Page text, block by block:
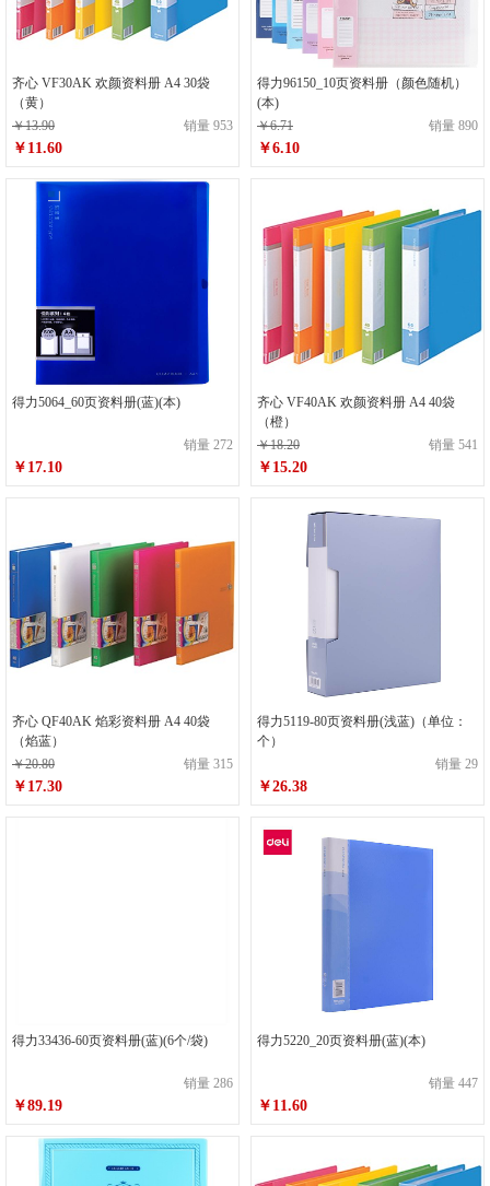
齐心 VF30AK 欢颜资料册 A4 30袋
（黄）
￥13.90
销量 953
￥11.60
得力96150_10页资料册（颜色随机）
(本)
￥6.71
销量 890
￥6.10
得力5064_60页资料册(蓝)(本)
销量 272
￥17.10
齐心 VF40AK 欢颜资料册 A4 40袋
（橙）
￥18.20
销量 541
￥15.20
齐心 QF40AK 焰彩资料册 A4 40袋
（焰蓝）
￥20.80
销量 315
￥17.30
得力5119-80页资料册(浅蓝)（单位：
个）
销量 29
￥26.38
得力33436-60页资料册(蓝)(6个/袋)
销量 286
￥89.19
得力5220_20页资料册(蓝)(本)
销量 447
￥11.60